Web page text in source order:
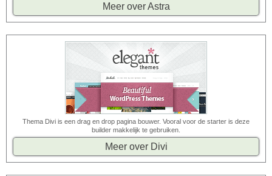
Meer over Astra
Thema Divi is een drag en drop pagina bouwer. Vooral voor de starter is deze
builder makkelijk te gebruiken.
Meer over Divi